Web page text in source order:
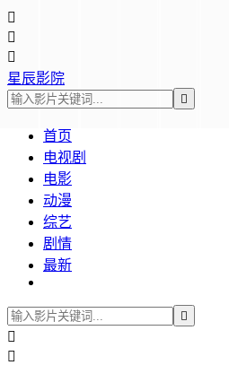



星辰影院

首页
电视剧
电影
动漫
综艺
剧情
最新


